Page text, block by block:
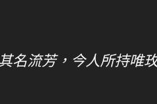
其名流芳，今人所持